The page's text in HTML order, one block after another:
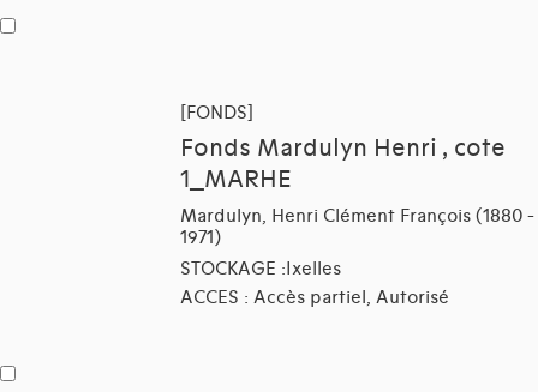
[FONDS]
Fonds Mardulyn Henri , cote
1_MARHE
Mardulyn, Henri Clément François (1880 -
1971)
STOCKAGE :Ixelles
ACCES : Accès partiel, Autorisé